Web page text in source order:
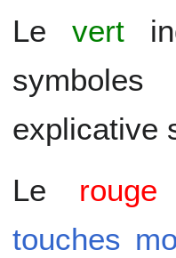
Levert
symboles
explicative
Le rouge
touches